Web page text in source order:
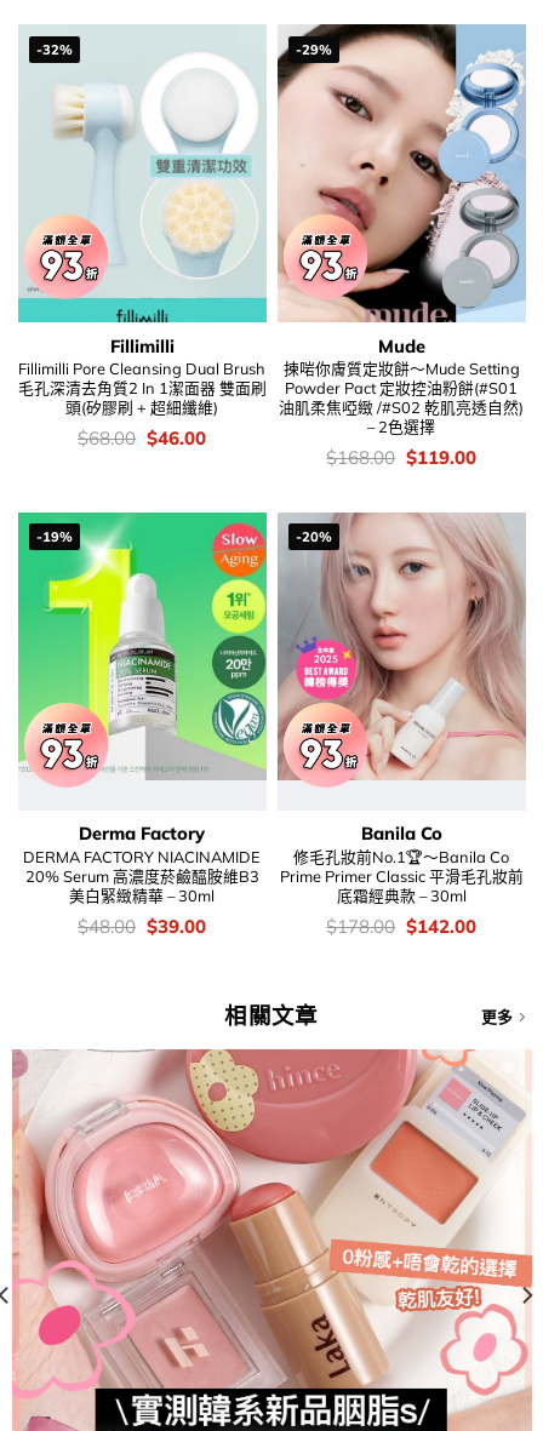
-32%
Fillimilli
Fillimilli Pore Cleansing Dual Brush
毛孔深清去角質2 In 1潔面器 雙面刷
頭(矽膠刷 + 超細纖維)
價
$68.00 Original
$46.00Current
-29%
Mude
揀啱你膚質定妝餅～Mude Setting
Powder Pact 定妝控油粉餅(#S01
油肌柔焦啞緻 /#S02 乾肌亮透自然)
– 2色選擇
價
$168.00 Original
$168.00.
$119.00Current
-19%
Derma Factory
DERMA FACTORY NIACINAMIDE
20% Serum 高濃度菸鹼醯胺維B3
美白緊緻精華 – 30ml
價
錢：
$48.00 Original
price
$39.00Current
-20%
Banila Co
修毛孔妝前No.1🏆～Banila Co
Prime Primer Classic 平滑毛孔妝前
底霜經典款 – 30ml
價
錢：
$178.00 Original
price
$142.00Current
相關文章 更多